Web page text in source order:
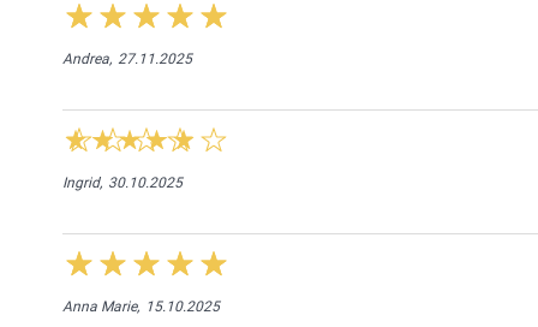
Andrea, 27.11.2025
Ingrid, 30.10.2025
Anna Marie, 15.10.2025